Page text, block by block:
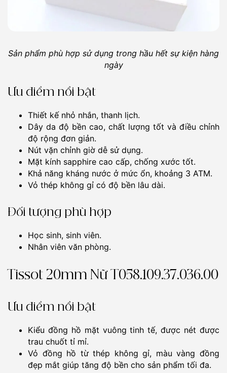
Sản phẩm phù hợp sử dụng trong hầu hết sự kiện hàng
ngày
Ưu điểm nổi bật
Thiết kế nhỏ nhắn, thanh lịch.
Dây da độ bền cao, chất lượng tốt và điều chỉnh
độ rộng đơn giản.
Nút vặn chỉnh giờ dễ sử dụng.
Mặt kính sapphire cao cấp, chống xước tốt.
Khả năng kháng nước ở mức ổn, khoảng 3 ATM.
Vỏ thép không gỉ có độ bền lâu dài.
Đối tượng phù hợp
Học sinh, sinh viên.
Nhân viên văn phòng.
Tissot 20mm Nữ T058.109.37.036.00
Ưu điểm nổi bật
Kiểu đồng hồ mặt vuông tinh tế, được nét được
trau chuốt tỉ mỉ.
Vỏ đồng hồ từ thép không gỉ, màu vàng đồng
đẹp mắt giúp tăng độ bền cho sản phẩm tối đa.